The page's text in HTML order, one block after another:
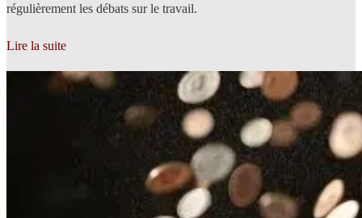
régulièrement les débats sur le travail.
Lire la suite